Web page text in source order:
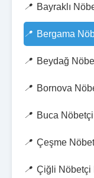
Bayraklı
Bergama
Beydağ
Bornova
Buca
Çeşme
Çiğli Nöbetçi